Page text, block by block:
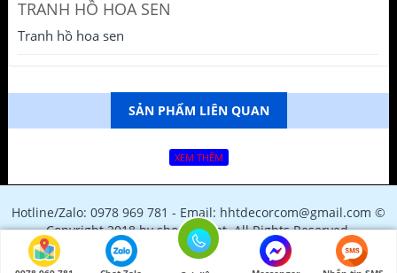
TRANH HỒ HOA SEN
Tranh hồ hoa sen
SẢN PHẨM LIÊN QUAN
XEM THÊM
Hotline/Zalo: 0978 969 781 - Email: hhtdecorcom@gmail.com ©
Copyright 2018 by shopfile.net. All Rights Reserved.